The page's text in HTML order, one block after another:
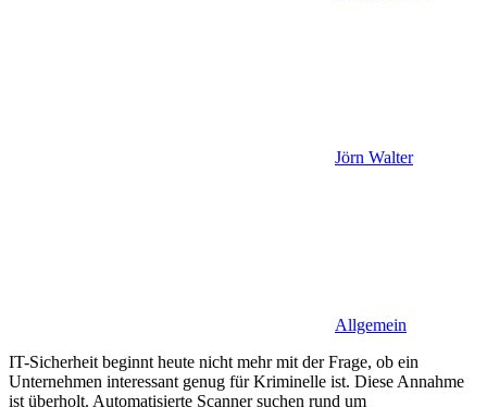
Jörn Walter
Allgemein
IT-Sicherheit beginnt heute nicht mehr mit der Frage, ob ein
Unternehmen interessant genug für Kriminelle ist. Diese Annahme
ist überholt. Automatisierte Scanner suchen rund um